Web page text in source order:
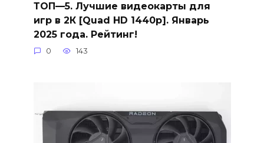
ТОП—5. Лучшие видеокарты для
игр в 2К [Quad HD 1440p]. Январь
2025 года. Рейтинг!
0 143